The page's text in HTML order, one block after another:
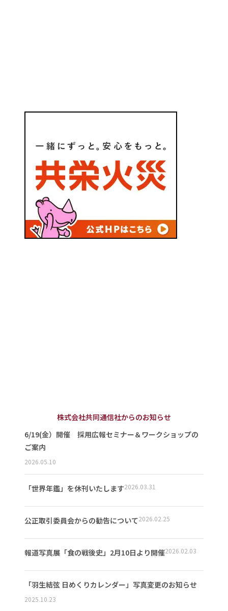
株式会社共同通信社からのお知らせ
6/19(金）開催 採用広報セミナー＆ワークショップの
ご案内
2026.05.10
「世界年鑑」を休刊いたします2026.03.31
公正取引委員会からの勧告について2026.02.25
報道写真展「食の戦後史」2月10日より開催2026.02.03
「羽生結弦 日めくりカレンダー」写真変更のお知らせ
2025.10.23